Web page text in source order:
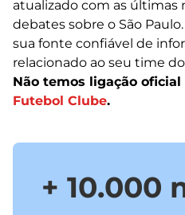
atualizado com as últimas
debates sobre o São
sua fonte confiável de
relacionado ao seu time
Não temos ligação oficial
Futebol Clube.
+ 10.000